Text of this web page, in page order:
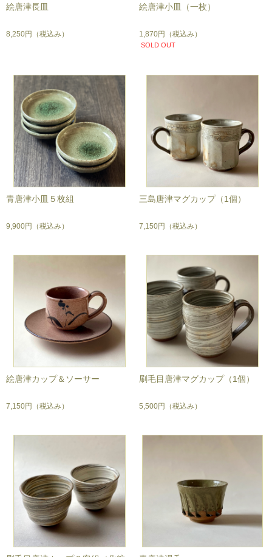
絵唐津長皿
8,250円 （税込み）
絵唐津小皿（一枚）
1,870円 （税込み）
SOLD OUT
青唐津小皿５枚組
9,900円 （税込み）
三島唐津マグカップ（1個）
7,150円 （税込み）
絵唐津カップ＆ソーサー
7,150円 （税込み）
刷毛目唐津マグカップ（1個）
5,500円 （税込み）